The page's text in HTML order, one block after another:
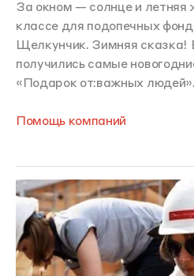
За окном — солнце и летняя
классе для подопечных
Щелкунчик. Зимняя сказка!
получились самые
«Подарок от:важных людей».
Помощь компаний